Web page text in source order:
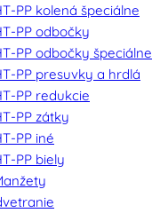
PP kolená špeciálne
PP odbočky
PP odbočky špeciálne
PP presuvky a hrdlá
PP redukcie
PP zátky
PP iné
PP biely